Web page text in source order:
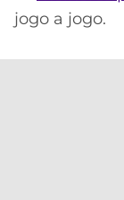
jogo a jogo.